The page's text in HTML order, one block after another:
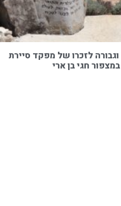
לזכרו של מפקד סיירת
חגי בן ארי